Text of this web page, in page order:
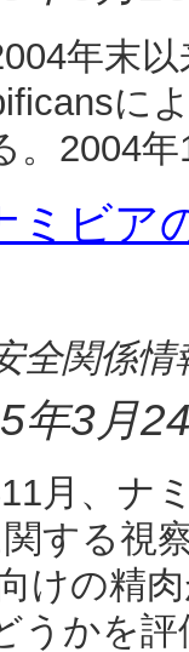
年末以
に
。2004
ミビア
全関係情
年3月
月、ナ
する視
けの精
うかを